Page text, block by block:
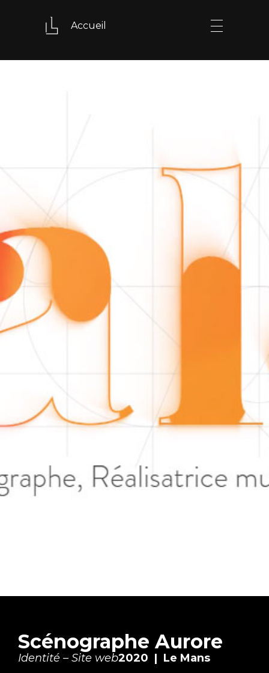
Accueil
Scénographe Aurore
Identité – Site web2020 | Le Mans